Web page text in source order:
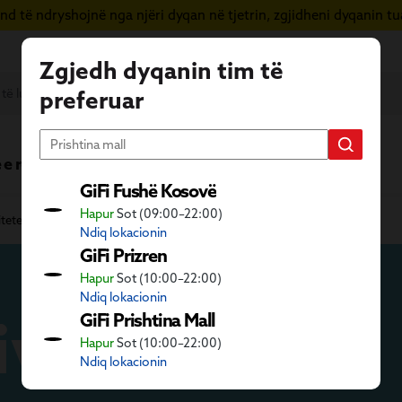
të ndryshojnë nga njëri dyqan në tjetrin, zgjidheni dyqanin
Zgjedh dyqanin tim të
preferuar
GiFi Fushë Kosovë
HapurSot (09:00–22:00)
Ndiq lokacionin
GiFi Prizren
HapurSot (10:00–22:00)
Ndiq lokacionin
GiFi Prishtina Mall
HapurSot (10:00–22:00)
Ndiq lokacionin
re Vera në GiFi Fletushka
Lojëra krijuese Art kreativ